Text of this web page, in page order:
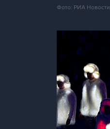
Фото: РИА Новости